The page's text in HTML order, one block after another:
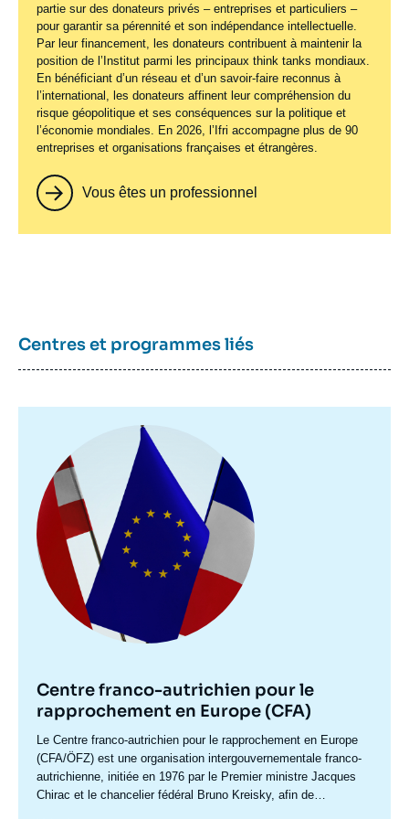
partie sur des donateurs privés – entreprises et particuliers –
pour garantir sa pérennité et son indépendance intellectuelle.
Par leur financement, les donateurs contribuent à maintenir la
position de l’Institut parmi les principaux think tanks mondiaux.
En bénéficiant d’un réseau et d’un savoir-faire reconnus à
l’international, les donateurs affinent leur compréhension du
risque géopolitique et ses conséquences sur la politique et
l’économie mondiales. En 2026, l’Ifri accompagne plus de 90
entreprises et organisations françaises et étrangères.
Vous êtes un professionnel
Centres et programmes liés
Centre franco-autrichien pour le
rapprochement en Europe (CFA)
Accroche
centre
Le Centre franco-autrichien pour le rapprochement en Europe
(CFA/ÖFZ) est une organisation intergouvernementale franco-
autrichienne, initiée en 1976 par le Premier ministre Jacques
Chirac et le chancelier fédéral Bruno Kreisky, afin de